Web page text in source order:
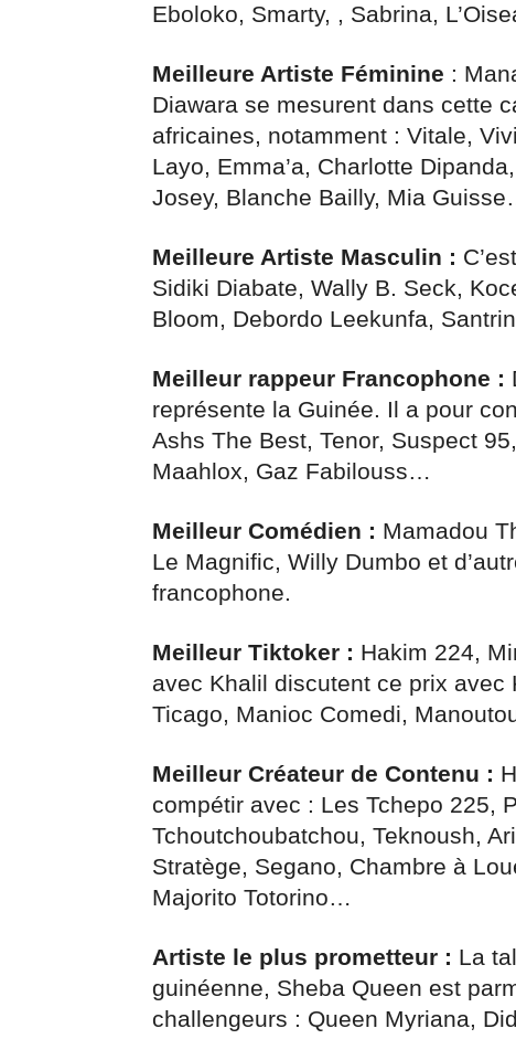
Eboloko, Smarty, , Sabrina,
Meilleure Artiste Féminine :
Diawara se mesurent dans cette
africaines, notamment : Vitale,
Layo, Emma’a, Charlotte
Josey, Blanche Bailly, Mia
Meilleure Artiste Masculin :
Sidiki Diabate, Wally B. Seck,
Bloom, Debordo Leekunfa,
Meilleur rappeur Francophone :
représente la Guinée. Il a pour
Ashs The Best, Tenor, Suspect
Maahlox, Gaz Fabilouss…
Meilleur Comédien : Mamadou
Le Magnific, Willy Dumbo et
francophone.
Meilleur Tiktoker : Hakim 224,
avec Khalil discutent ce prix
Ticago, Manioc Comedi,
Meilleur Créateur de Contenu :
compétir avec : Les Tchepo 225,
Tchoutchoubatchou, Teknoush,
Stratège, Segano, Chambre à
Majorito Totorino…
Artiste le plus prometteur : La
guinéenne, Sheba Queen est
challengeurs : Queen Myriana,